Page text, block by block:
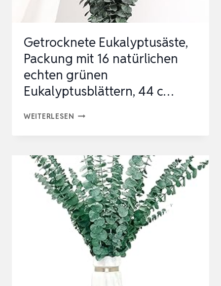
KONSERVIE…
Getrocknete Eukalyptusäste,
Packung mit 16 natürlichen
echten grünen
Eukalyptusblättern, 44 c…
WEITERLESEN GETROCKNETE
MIT
16
NATÜRLICHEN
ECHTEN
GRÜNEN
EUKALYPTUSBLÄTTERN,